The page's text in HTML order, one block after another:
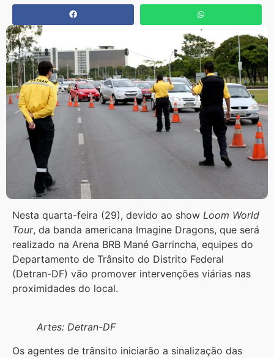
Nesta quarta-feira (29), devido ao show Loom World
Tour, da banda americana Imagine Dragons, que será
realizado na Arena BRB Mané Garrincha, equipes do
Departamento de Trânsito do Distrito Federal
(Detran-DF) vão promover intervenções viárias nas
proximidades do local.
Artes: Detran-DF
Os agentes de trânsito iniciarão a sinalização das